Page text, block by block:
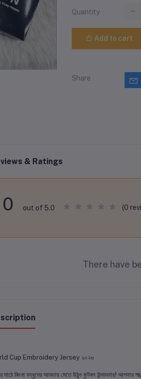
Quantity
Add to cart
Share
& Ratings
0 out of 5.0 (0
There have
Cup Embroidery Jersey ২০২৬
মাঠে কিংবা বন্ধুদের আড্ডায় মেতে উঠুন ফুটবল উন্মাদনায়! আপনার